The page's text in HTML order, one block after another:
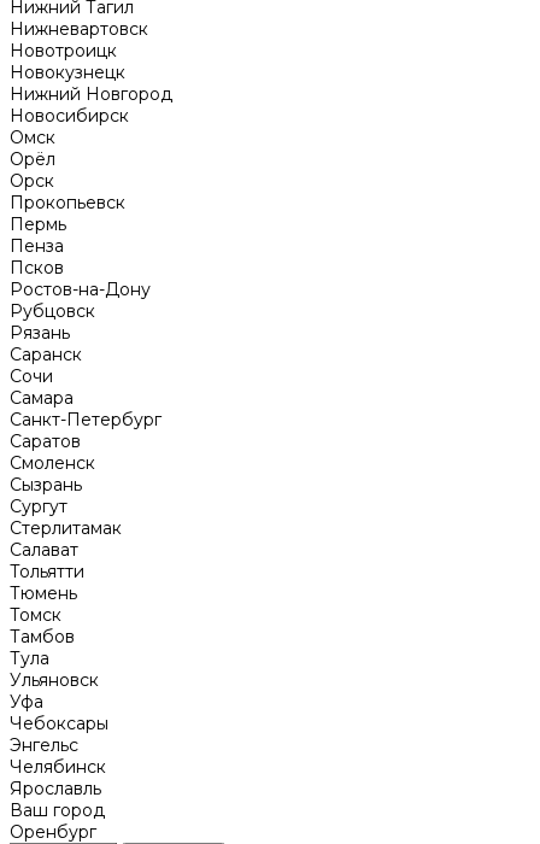
Нижний Тагил
Нижневартовск
Новотроицк
Новокузнецк
Нижний Новгород
Новосибирск
Омск
Орёл
Орск
Прокопьевск
Пермь
Пенза
Псков
Ростов-на-Дону
Рубцовск
Рязань
Саранск
Сочи
Самара
Санкт-Петербург
Саратов
Смоленск
Сызрань
Сургут
Стерлитамак
Салават
Тольятти
Тюмень
Томск
Тамбов
Тула
Ульяновск
Уфа
Чебоксары
Энгельс
Челябинск
Ярославль
Ваш город
Оренбург